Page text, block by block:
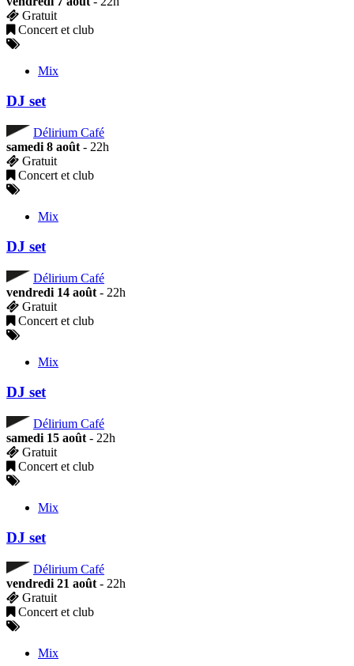
Gratuit
Concert et club
Mix
DJ set
Délirium Café
samedi 8 août - 22h
Gratuit
Concert et club
Mix
DJ set
Délirium Café
vendredi 14 août - 22h
Gratuit
Concert et club
Mix
DJ set
Délirium Café
samedi 15 août - 22h
Gratuit
Concert et club
Mix
DJ set
Délirium Café
vendredi 21 août - 22h
Gratuit
Concert et club
Mix